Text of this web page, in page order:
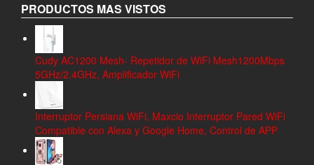
PRODUCTOS MAS VISTOS
Cudy AC1200 Mesh- Repetidor de WiFi Mesh1200Mbps
5GHz/2.4GHz, Amplificador WiFi
Interruptor Persiana WiFi, Maxcio Interruptor Pared WiFi
Compatible con Alexa y Google Home, Control de APP